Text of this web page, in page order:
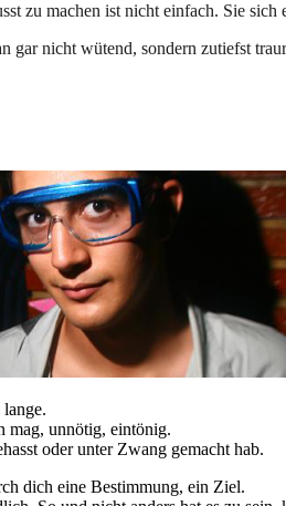
zu machen ist nicht einfach. Sie sich
gar nicht wütend, sondern zutiefst
mag, unnötig, eintönig.
oder unter Zwang gemacht hab.
dich eine Bestimmung, ein Ziel.